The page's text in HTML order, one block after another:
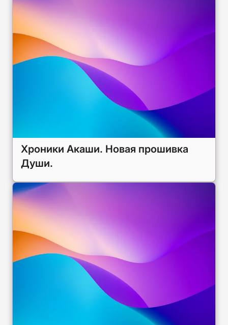
Хроники Акаши. Новая прошивка
Души.